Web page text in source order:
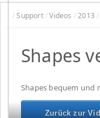
/Support/Videos /2013/
Shapes
Shapes bequem und
Zurück zur